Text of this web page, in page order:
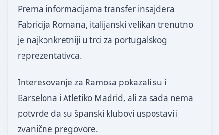
Prema informacijama transfer insajdera
Fabricija Romana, italijanski velikan trenutno
je najkonkretniji u trci za portugalskog
reprezentativca.
Interesovanje za Ramosa pokazali su i
Barselona i Atletiko Madrid, ali za sada nema
potvrde da su španski klubovi uspostavili
zvanične pregovore.